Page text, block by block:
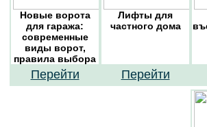
Новые ворота
для гаража:
современные
виды ворот,
правила выбора
Перейти
Лифты для
частного дома
Перейти